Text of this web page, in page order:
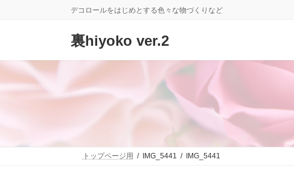
へ
ス
ョ
ン
デコロールをはじめとする色々な物づくりなど
裏hiyoko ver.2
トップページ用 IMG_5441 IMG_5441